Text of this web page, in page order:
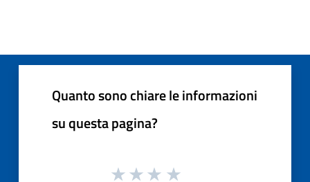
Quanto sono chiare le informazioni
su questa pagina?